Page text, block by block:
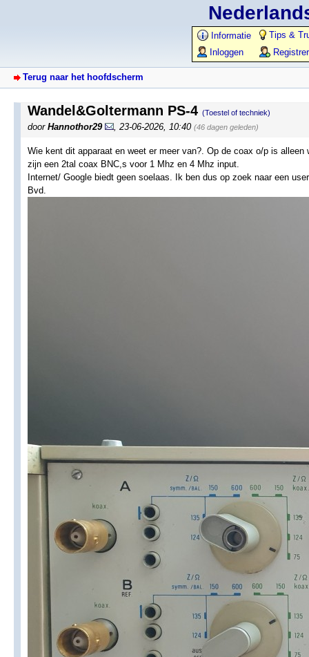
Informatie
Tips &
Inloggen
Terug naar het hoofdscherm
Wandel&Goltermann PS-4 (Toestel of techniek)
door Hannothor29 23-06-2026, 10:40 (46 dagen geleden)
Wie kent dit apparaat en weet er meer van?. Op de coax o/p is
zijn een 2tal coax BNC,s voor 1 Mhz en 4 Mhz input.
Internet/ Google biedt geen soelaas. Ik ben dus op zoek naar een
Bvd.